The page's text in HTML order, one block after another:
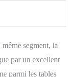
segment, la
par un excellent
parmi les tables